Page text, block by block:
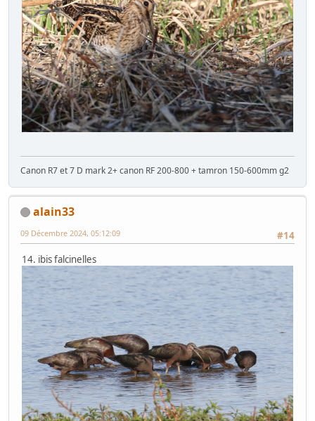
Canon R7 et 7 D mark 2+ canon RF 200-800 + tamron 150-600mm g2
alain33
#14
09 Décembre 2024, 05:12:09
14. ibis falcinelles